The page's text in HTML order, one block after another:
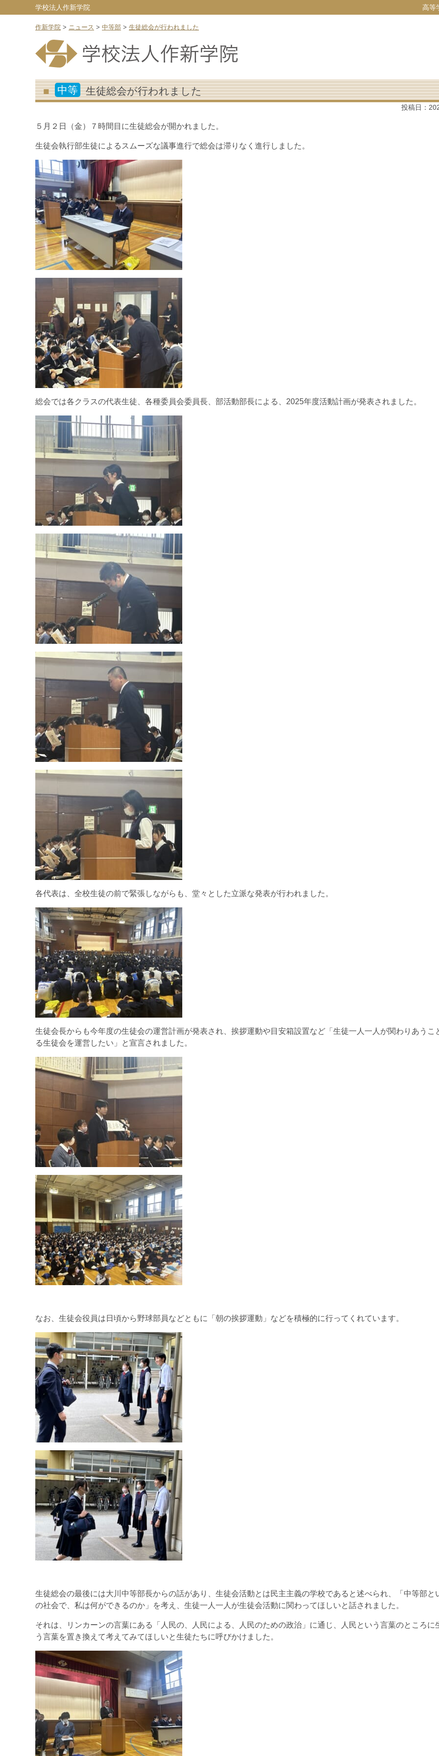
学校法人作新学院 高等
作新学院 > ニュース > 中等部 > 生徒総会が行われました
中等 生徒総会が行われました
投稿日：
５月２日（金）７時間目に生徒総会が開かれました。
生徒会執行部生徒によるスムーズな議事進行で総会は滞りなく進行しました。
総会では各クラスの代表生徒、各種委員会委員長、部活動部長による、2025年度活動計画が発表されました。
各代表は、全校生徒の前で緊張しながらも、堂々とした立派な発表が行われました。
生徒会長からも今年度の生徒会の運営計画が発表され、挨拶運動や目安箱設置など「生徒一人一人が関わりあうこ
る生徒会を運営したい」と宣言されました。
なお、生徒会役員は日頃から野球部員などともに「朝の挨拶運動」などを積極的に行ってくれています。
生徒総会の最後には大川中等部長からの話があり、生徒会活動とは民主主義の学校であると述べられ、「中等部と
の社会で、私は何ができるのか」を考え、生徒一人一人が生徒会活動に関わってほしいと話されました。
それは、リンカーンの言葉にある「人民の、人民による、人民のための政治」に通じ、人民という言葉のところに
う言葉を置き換えて考えてみてほしいと生徒たちに呼びかけました。